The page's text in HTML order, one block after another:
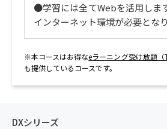
●学習には全てWebを活用しま
インターネット環境が必要となり
※本コースはお得なeラーニング受け放題
も提供しているコースです。
DXシリーズ